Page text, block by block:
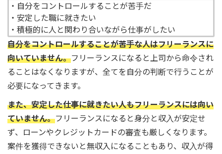
・自分をコントロールすることが苦手だ
・安定した職に就きたい
・積極的に人と関わり合いながら仕事がしたい
自分をコントロールすることが苦手な人はフリーランスに
向いていません。フリーランスになると上司から命令され
ることはなくなりますが、全てを自分の判断で行うことが
必要になってきます。
また、安定した仕事に就きたい人もフリーランスには向い
ていません。フリーランスになると身分と収入が安定せ
ず、ローンやクレジットカードの審査も厳しくなります。
案件を獲得できないと無収入になることもあり、収入が得